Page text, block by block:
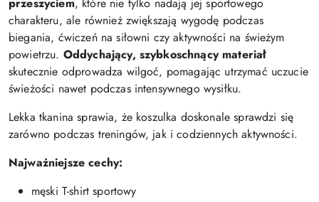
charakteru, ale również zwiększają wygodę podczas
biegania, ćwiczeń na siłowni czy aktywności na świeżym
powietrzu. Oddychający, szybkoschnący materiał
skutecznie odprowadza wilgoć, pomagając utrzymać uczucie
świeżości nawet podczas intensywnego wysiłku.
Lekka tkanina sprawia, że koszulka doskonale sprawdzi się
zarówno podczas treningów, jak i codziennych aktywności.
Najważniejsze cechy:
męski T-shirt sportowy